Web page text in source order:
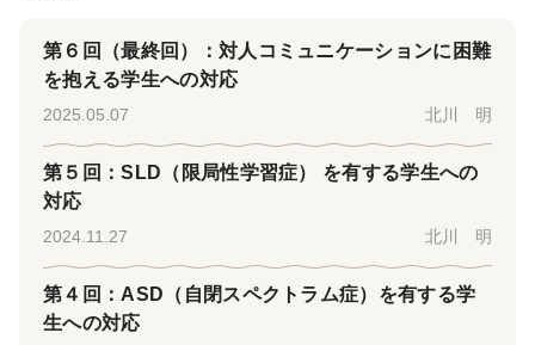
第６回（最終回）：対人コミュニケーションに困難
を抱える学生への対応
2025.05.07 北川 明
第５回：SLD（限局性学習症） を有する学生への
対応
2024.11.27 北川 明
第４回：ASD（自閉スペクトラム症）を有する学
生への対応